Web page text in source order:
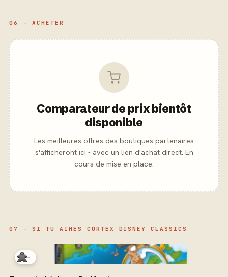
06 - ACHETER
Comparateur de prix bientôt
disponible
Les meilleures offres des boutiques partenaires
s'afficheront ici - avec un lien d'achat direct. En
cours de mise en place.
07 - SI TU AIMES CORTEX DISNEY CLASSICS
-